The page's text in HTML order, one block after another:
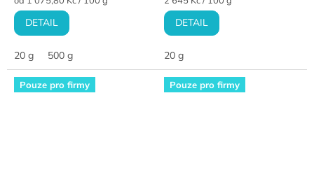
cena:
DETAIL
20 g 500 g
cena:
DETAIL
20 g
Pouze pro firmy Pouze pro firmy